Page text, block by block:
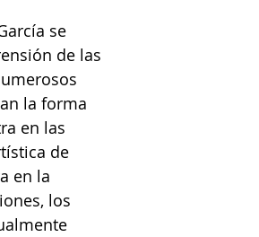
se
de las
la forma
en las
de
en la
los